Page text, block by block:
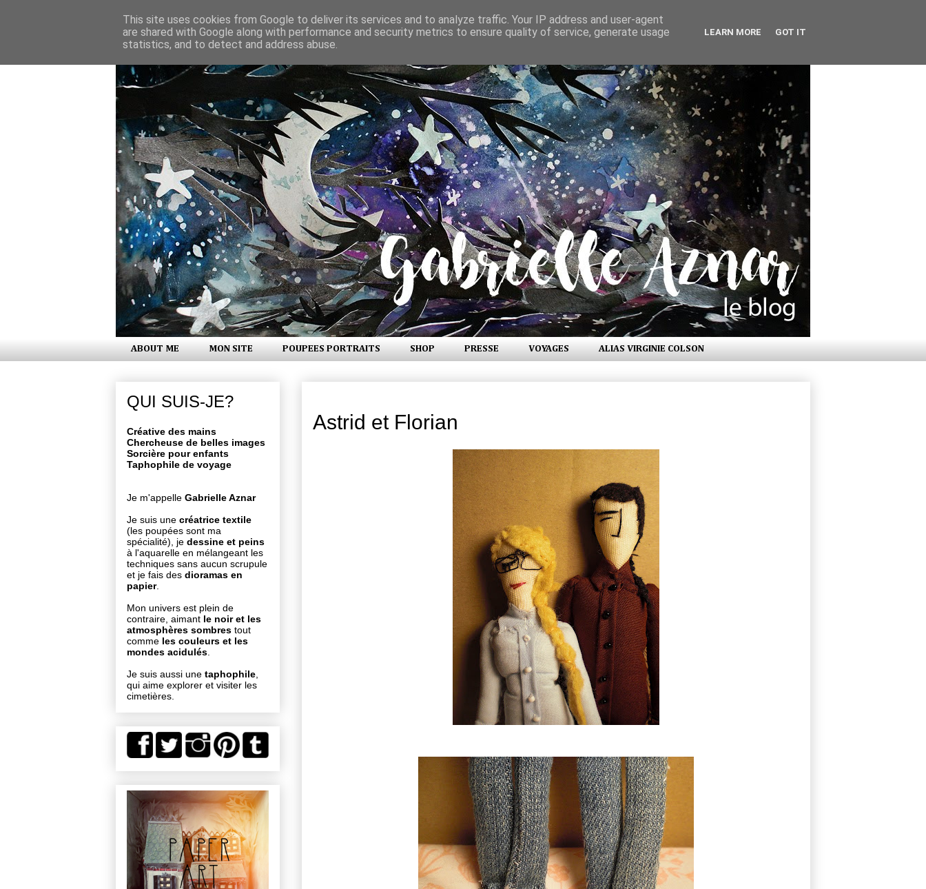
ABOUT ME MON SITE POUPEES PORTRAITS SHOP PRESSE VOYAGES ALIAS VIRGINIE COLSON
Astrid et Florian
QUI SUIS-JE?
Créative des mains
Chercheuse de belles images
Sorcière pour enfants
Taphophile de voyage
Je m'appelle Gabrielle Aznar
Je suis une créatrice textile
(les poupées sont ma
spécialité), je dessine et peins
à l'aquarelle en mélangeant les
techniques sans aucun scrupule
et je fais des dioramas en
papier.
Mon univers est plein de
contraire, aimant le noir et les
atmosphères sombres tout
comme les couleurs et les
mondes acidulés
Je suis aussi une taphophile
qui aime explorer et visiter les
cimetières.
This site uses cookies from Google to deliver its services and to analyze traffic. Your IP address and user-agent
are shared with Google along with performance and security metrics to ensure quality of service, generate usage
statistics, and to detect and address abuse.
LEARN MORE GOT IT